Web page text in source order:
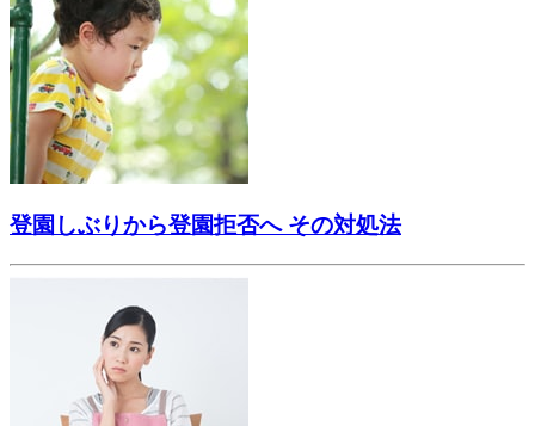
登園しぶりから登園拒否へ その対処法